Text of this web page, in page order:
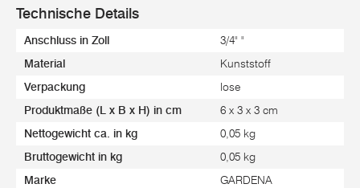
Technische Details
Anschluss in Zoll 3/4" "
Material Kunststoff
Verpackung lose
Produktmaße (L x B x H) in cm 6 x 3 x 3 cm
Nettogewicht ca. in kg 0,05 kg
Bruttogewicht in kg 0,05 kg
Marke GARDENA